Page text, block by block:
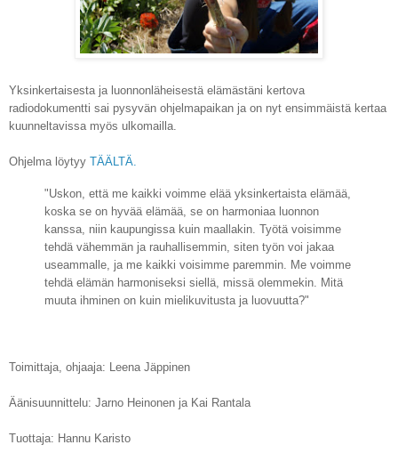
Yksinkertaisesta ja luonnonläheisestä elämästäni kertova
radiodokumentti sai pysyvän ohjelmapaikan ja on nyt ensimmäistä kertaa
kuunneltavissa myös ulkomailla.
Ohjelma löytyy TÄÄLTÄ.
"Uskon, että me kaikki voimme elää yksinkertaista elämää,
koska se on hyvää elämää, se on harmoniaa luonnon
kanssa, niin kaupungissa kuin maallakin. Työtä voisimme
tehdä vähemmän ja rauhallisemmin, siten työn voi jakaa
useammalle, ja me kaikki voisimme paremmin. Me voimme
tehdä elämän harmoniseksi siellä, missä olemmekin. Mitä
muuta ihminen on kuin mielikuvitusta ja luovuutta?"
Toimittaja, ohjaaja: Leena Jäppinen
Äänisuunnittelu: Jarno Heinonen ja Kai Rantala
Tuottaja: Hannu Karisto